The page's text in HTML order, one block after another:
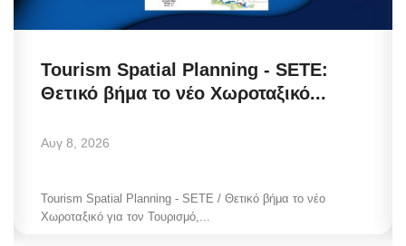
Tourism Spatial Planning - SETE:
Θετικό βήμα το νέο Χωροταξικό...
Αυγ 8, 2026
Tourism Spatial Planning - SETE / Θετικό βήμα το νέο
Χωροταξικό για τον Τουρισμό,...